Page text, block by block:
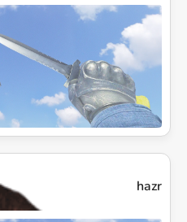
hazr